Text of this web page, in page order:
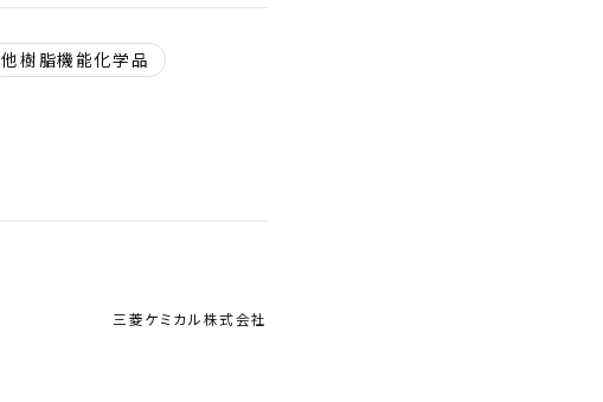
他樹脂機能化学品
三菱ケミカル株式会社